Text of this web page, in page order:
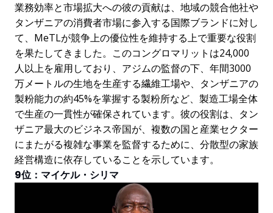
業務効率と市場拡大への彼の貢献は、地域の競合他社や
タンザニアの消費者市場に参入する国際ブランドに対し
て、MeTLが競争上の優位性を維持する上で重要な役割
を果たしてきました。このコングロマリットは24,000
人以上を雇用しており、アジムの監督の下、年間3000
万メートルの生地を生産する繊維工場や、タンザニアの
製粉能力の約45%を掌握する製粉所など、製造工場全体
で生産の一貫性が確保されています。彼の役割は、タン
ザニア最大のビジネス帝国が、複数の国と産業セクター
にまたがる複雑な事業を監督するために、分散型の家族
経営構造に依存していることを示しています。
9位：マイケル・シリマ